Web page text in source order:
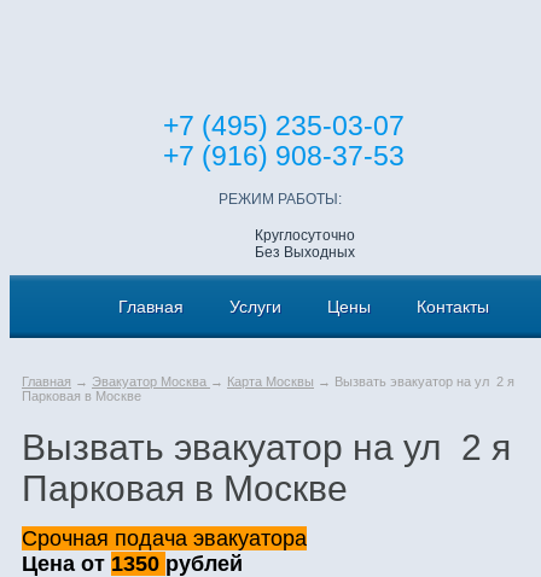
+7 (495) 235-03-07
+7 (916) 908-37-53
РЕЖИМ РАБОТЫ:
Круглосуточно
Без Выходных
Главная Услуги Цены Контакты
Главная → Эвакуатор Москва → Карта Москвы → Вызвать эвакуатор на ул 2 я
Парковая в Москве
Вызвать эвакуатор на ул 2 я
Парковая в Москве
Срочная подача эвакуатора
Цена от 1350 рублей